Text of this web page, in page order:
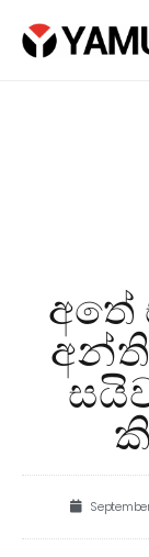
අතේ